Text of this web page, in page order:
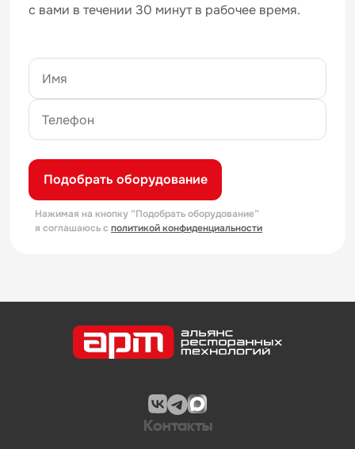
с вами в течении 30 минут в рабочее время.
Подобрать оборудование
Нажимая на кнопку “Подобрать оборудование”
я соглашаюсь с политикой конфиденциальности
Контакты